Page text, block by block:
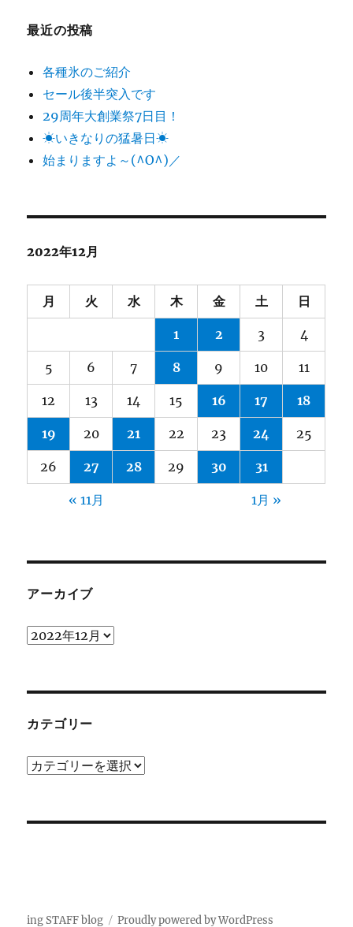
最近の投稿
各種氷のご紹介
セール後半突入です
29周年大創業祭7日目！
☀いきなりの猛暑日☀
始まりますよ～(^O^)／
2022年12月
月 火 水 木 金 土 日
1 2 3 4
5 6 7 8 9 10 11
12 13 14 15 16 17 18
19 20 21 22 23 24 25
26 27 28 29 30 31
« 11月 1月 »
アーカイブ
ア
ブ
カテゴリー
カ
ing STAFF blog Proudly powered by WordPress